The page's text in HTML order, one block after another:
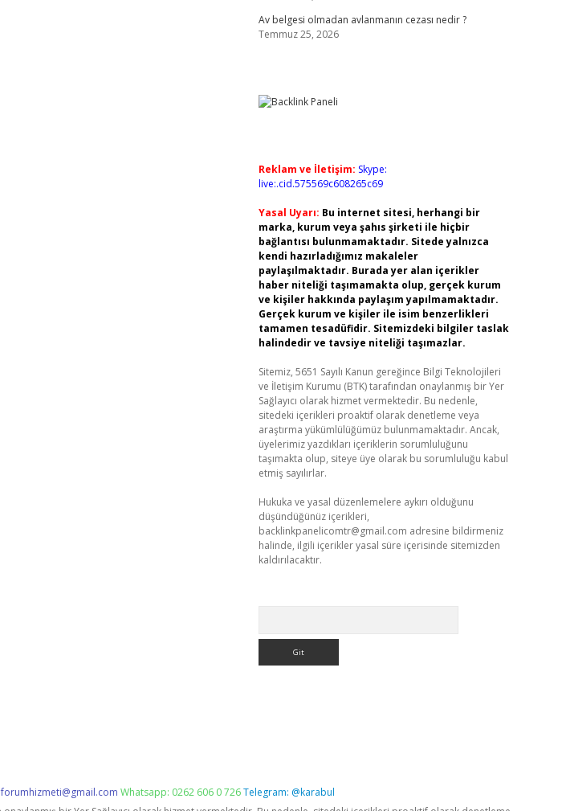
Av belgesi olmadan avlanmanın cezası nedir ?
Temmuz 25, 2026
Reklam ve İletişim: Skype:
live:.cid.575569c608265c69
Yasal Uyarı: Bu internet sitesi, herhangi bir
marka, kurum veya şahıs şirketi ile hiçbir
bağlantısı bulunmamaktadır. Sitede yalnızca
kendi hazırladığımız makaleler
paylaşılmaktadır. Burada yer alan içerikler
haber niteliği taşımamakta olup, gerçek kurum
ve kişiler hakkında paylaşım yapılmamaktadır.
Gerçek kurum ve kişiler ile isim benzerlikleri
tamamen tesadüfidir. Sitemizdeki bilgiler taslak
halindedir ve tavsiye niteliği taşımazlar.
Sitemiz, 5651 Sayılı Kanun gereğince Bilgi Teknolojileri
ve İletişim Kurumu (BTK) tarafından onaylanmış bir Yer
Sağlayıcı olarak hizmet vermektedir. Bu nedenle,
sitedeki içerikleri proaktif olarak denetleme veya
araştırma yükümlülüğümüz bulunmamaktadır. Ancak,
üyelerimiz yazdıkları içeriklerin sorumluluğunu
taşımakta olup, siteye üye olarak bu sorumluluğu kabul
etmiş sayılırlar.
Hukuka ve yasal düzenlemelere aykırı olduğunu
düşündüğünüz içerikleri,
backlinkpanelicomtr@gmail.com adresine bildirmeniz
halinde, ilgili içerikler yasal süre içerisinde sitemizden
kaldırılacaktır.
forumhizmeti@gmail.com Whatsapp: 0262 606 0 726Telegram: @karabul